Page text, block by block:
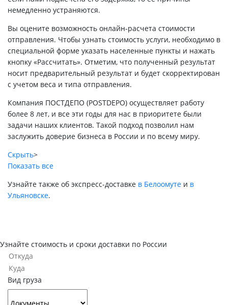
немедленно устраняются.
Вы оцените возможность онлайн-расчета стоимости
отправления. Чтобы узнать стоимость услуги, необходимо в
специальной форме указать населенные пункты и нажать
кнопку «Рассчитать». Отметим, что полученный результат
носит предварительный результат и будет скорректирован
с учетом веса и типа отправления.
Компания ПОСТДЕПО (POSTDEPO) осуществляет работу
более 8 лет, и все эти годы для нас в приоритете были
задачи наших клиентов. Такой подход позволил нам
заслужить доверие бизнеса в России и по всему миру.
Скрыть>
Показать все
Узнайте также об экспресс-доставке в Белоомуте и в
Ульяновске.
Узнайте стоимость и сроки доставки по России
Вид груза